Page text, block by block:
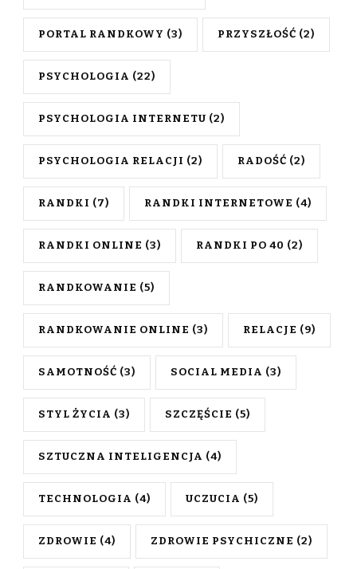
PORTAL RANDKOWY (3) PRZYSZŁOŚĆ (2)
PSYCHOLOGIA (22)
PSYCHOLOGIA INTERNETU (2)
PSYCHOLOGIA RELACJI (2) RADOŚĆ (2)
RANDKI (7) RANDKI INTERNETOWE (4)
RANDKI ONLINE (3) RANDKI PO 40 (2)
RANDKOWANIE (5)
RANDKOWANIE ONLINE (3) RELACJE (9)
SAMOTNOŚĆ (3) SOCIAL MEDIA (3)
STYL ŻYCIA (3) SZCZĘŚCIE (5)
SZTUCZNA INTELIGENCJA (4)
TECHNOLOGIA (4) UCZUCIA (5)
ZDROWIE (4) ZDROWIE PSYCHICZNE (2)